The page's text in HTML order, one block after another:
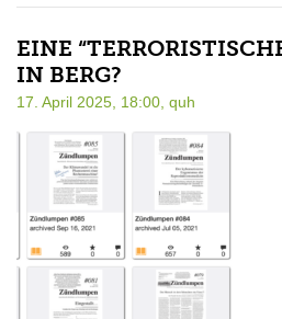
EINE
IN BERG?
17. April 2025, 18:00, quh